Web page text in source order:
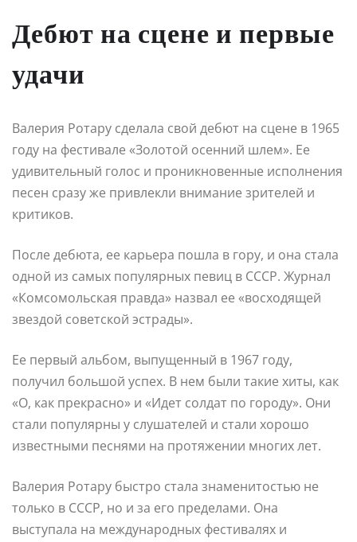
Дебют на сцене и первые
удачи
Валерия Ротару сделала свой дебют на сцене в 1965
году на фестивале «Золотой осенний шлем». Ее
удивительный голос и проникновенные исполнения
песен сразу же привлекли внимание зрителей и
критиков.
После дебюта, ее карьера пошла в гору, и она стала
одной из самых популярных певиц в СССР. Журнал
«Комсомольская правда» назвал ее «восходящей
звездой советской эстрады».
Ее первый альбом, выпущенный в 1967 году,
получил большой успех. В нем были такие хиты, как
«О, как прекрасно» и «Идет солдат по городу». Они
стали популярны у слушателей и стали хорошо
известными песнями на протяжении многих лет.
Валерия Ротару быстро стала знаменитостью не
только в СССР, но и за его пределами. Она
выступала на международных фестивалях и